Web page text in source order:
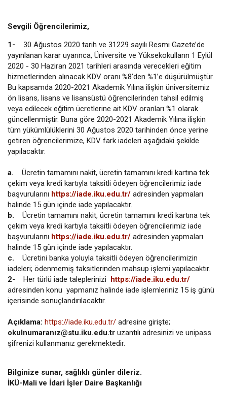
Sevgili Öğrencilerimiz,
1-
30 Ağustos 2020 tarih ve 31229 sayılı Resmi Gazete’de
yayınlanan karar uyarınca, Üniversite ve Yüksekokulların 1 Eylül
2020 - 30 Haziran 2021 tarihleri arasında verecekleri eğitim
hizmetlerinden alınacak KDV oranı %8’den %1’e düşürülmüştür.
Bu kapsamda 2020-2021 Akademik Yılına ilişkin üniversitemiz
ön lisans, lisans ve lisansüstü öğrencilerinden tahsil edilmiş
veya edilecek eğitim ücretlerine ait KDV oranları %1 olarak
güncellenmiştir. Buna göre 2020-2021 Akademik Yılına ilişkin
tüm yükümlülüklerini 30 Ağustos 2020 tarihinden önce yerine
getiren öğrencilerimize, KDV fark iadeleri aşağıdaki şekilde
yapılacaktır.
a. Ücretin tamamını nakit, ücretin tamamını kredi kartına tek
çekim veya kredi kartıyla taksitli ödeyen öğrencilerimiz iade
başvurularını https://iade.iku.edu.tr/ adresinden yapmaları
halinde 15 gün içinde iade yapılacaktır.
b.
Ücretin tamamını nakit, ücretin tamamını kredi kartına tek
çekim veya kredi kartıyla taksitli ödeyen öğrencilerimiz iade
başvurularını https://iade.iku.edu.tr/ adresinden yapmaları
halinde 15 gün içinde iade yapılacaktır.
c.
Ücretini banka yoluyla taksitli ödeyen öğrencilerimizin
iadeleri; ödenmemiş taksitlerinden mahsup işlemi yapılacaktır.
2-
Her türlü iade taleplerinizi https://iade.iku.edu.tr/
adresinden konu yapmanız halinde iade işlemleriniz 15 iş günü
içerisinde sonuçlandırılacaktır.
Açıklama: https://iade.iku.edu.tr/ adresine girişte;
okulnumaranız@stu.iku.edu.tr uzantılı adresinizi ve unipass
şifrenizi kullanmanız gerekmektedir.
Bilginize sunar, sağlıklı günler dileriz.
İKÜ-Mali ve İdari İşler Daire Başkanlığı